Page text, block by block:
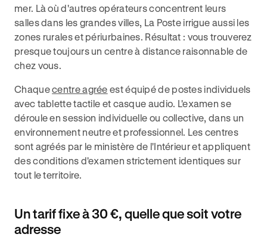
mer. Là où d'autres opérateurs concentrent leurs
salles dans les grandes villes, La Poste irrigue aussi les
zones rurales et périurbaines. Résultat : vous trouverez
presque toujours un centre à distance raisonnable de
chez vous.
Chaquecentre agrée est équipé de postes individuels
avec tablette tactile et casque audio. L'examen se
déroule en session individuelle ou collective, dans un
environnement neutre et professionnel. Les centres
sont agréés par le ministère de l'Intérieur et appliquent
des conditions d'examen strictement identiques sur
tout le territoire.
Un tarif fixe à 30 €, quelle que soit votre
adresse